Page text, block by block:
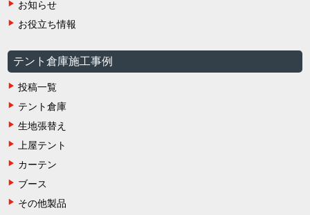
お知らせ
お役立ち情報
テント倉庫施工事例
投稿一覧
テント倉庫
生地張替え
上屋テント
カーテン
ブース
その他製品